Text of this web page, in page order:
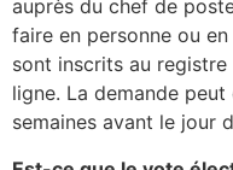
auprès du chef de
faire en personne ou
sont inscrits au
ligne. La demande peut
semaines avant le jour